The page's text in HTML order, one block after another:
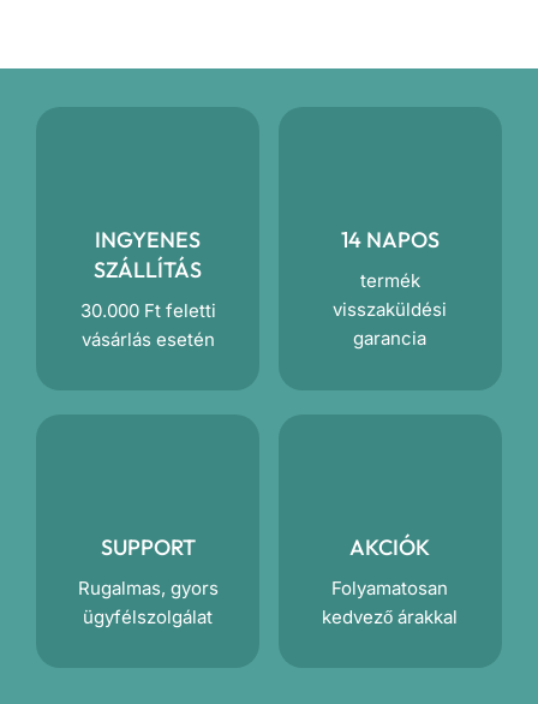
INGYENES
SZÁLLÍTÁS
30.000 Ft feletti
vásárlás esetén
14 NAPOS
termék
visszaküldési
garancia
SUPPORT
Rugalmas, gyors
ügyfélszolgálat
AKCIÓK
Folyamatosan
kedvező árakkal